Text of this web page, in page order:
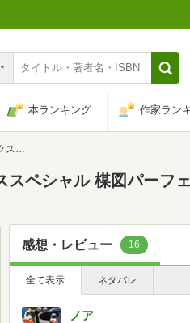
本ランキング 作家ラン
! 11)
ペシャル 楳図パーフ
感想・レビュー 16
全て表示 ネタバレ
ノア